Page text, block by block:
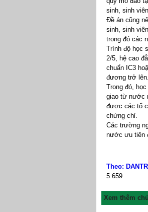
sinh, sinh
Đề án cũng
sinh, sinh
trong đó các
Trình độ học
2/5, hệ cao
chuẩn IC3
đương trở lên.
Trong đó,
giao từ nước
được các tổ
chứng chỉ.
Các trường
nước ưu tiên
Theo:
5 659
Xem thêm